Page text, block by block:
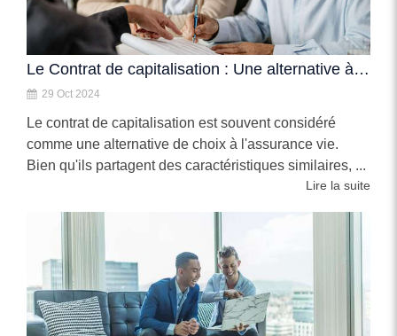
Le Contrat de capitalisation : Une alternative à l'assurance vie
29 Oct 2024
Le contrat de capitalisation est souvent considéré
comme une alternative de choix à l'assurance vie.
Bien qu'ils partagent des caractéristiques similaires, ...
Lire la suite